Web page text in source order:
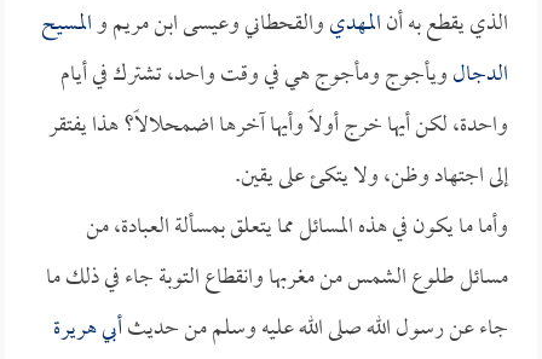
الذي يقطع به أنالمهديوالقحطاني وعيسى ابن مريم والمسيح
الدجالويأجوج ومأجوج هي في وقت واحد، تشترك في أيام
واحدة، لكن أيها خرج أولاً وأيها آخرها اضمحلالاً؟ هذا يفتقر
إلى اجتهاد وظن، ولا يتكئ على يقين.
وأما ما يكون في هذه المسائل مما يتعلق بمسألة العبادة، من
مسائل طلوع الشمس من مغربها وانقطاع التوبة جاء في ذلك ما
جاء عن رسول الله صلى الله عليه وسلم من حديثأبي هريرة